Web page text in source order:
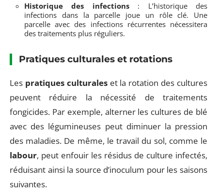
Historique des infections: L’historique des
infections dans la parcelle joue un rôle clé. Une
parcelle avec des infections récurrentes nécessitera
des traitements plus réguliers.
Pratiques culturales et rotations
Les pratiques culturaleset la rotation des cultures
peuvent réduire la nécessité de traitements
fongicides. Par exemple, alterner les cultures de blé
avec des légumineuses peut diminuer la pression
des maladies. De même, le travail du sol, comme le
labour, peut enfouir les résidus de culture infectés,
réduisant ainsi la source d’inoculum pour les saisons
suivantes.